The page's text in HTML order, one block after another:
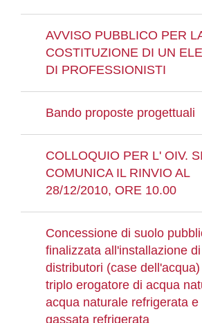
AVVISO PUBBLICO PER
COSTITUZIONE DI UN
DI PROFESSIONISTI
Bando proposte progettuali
COLLOQUIO PER L' OIV. SI
COMUNICA IL RINVIO AL
28/12/2010, ORE 10.00
Concessione di suolo
finalizzata all'installazione di
distributori (case
triplo erogatore di acqua
acqua naturale refrigerata e
gassata refrigerata